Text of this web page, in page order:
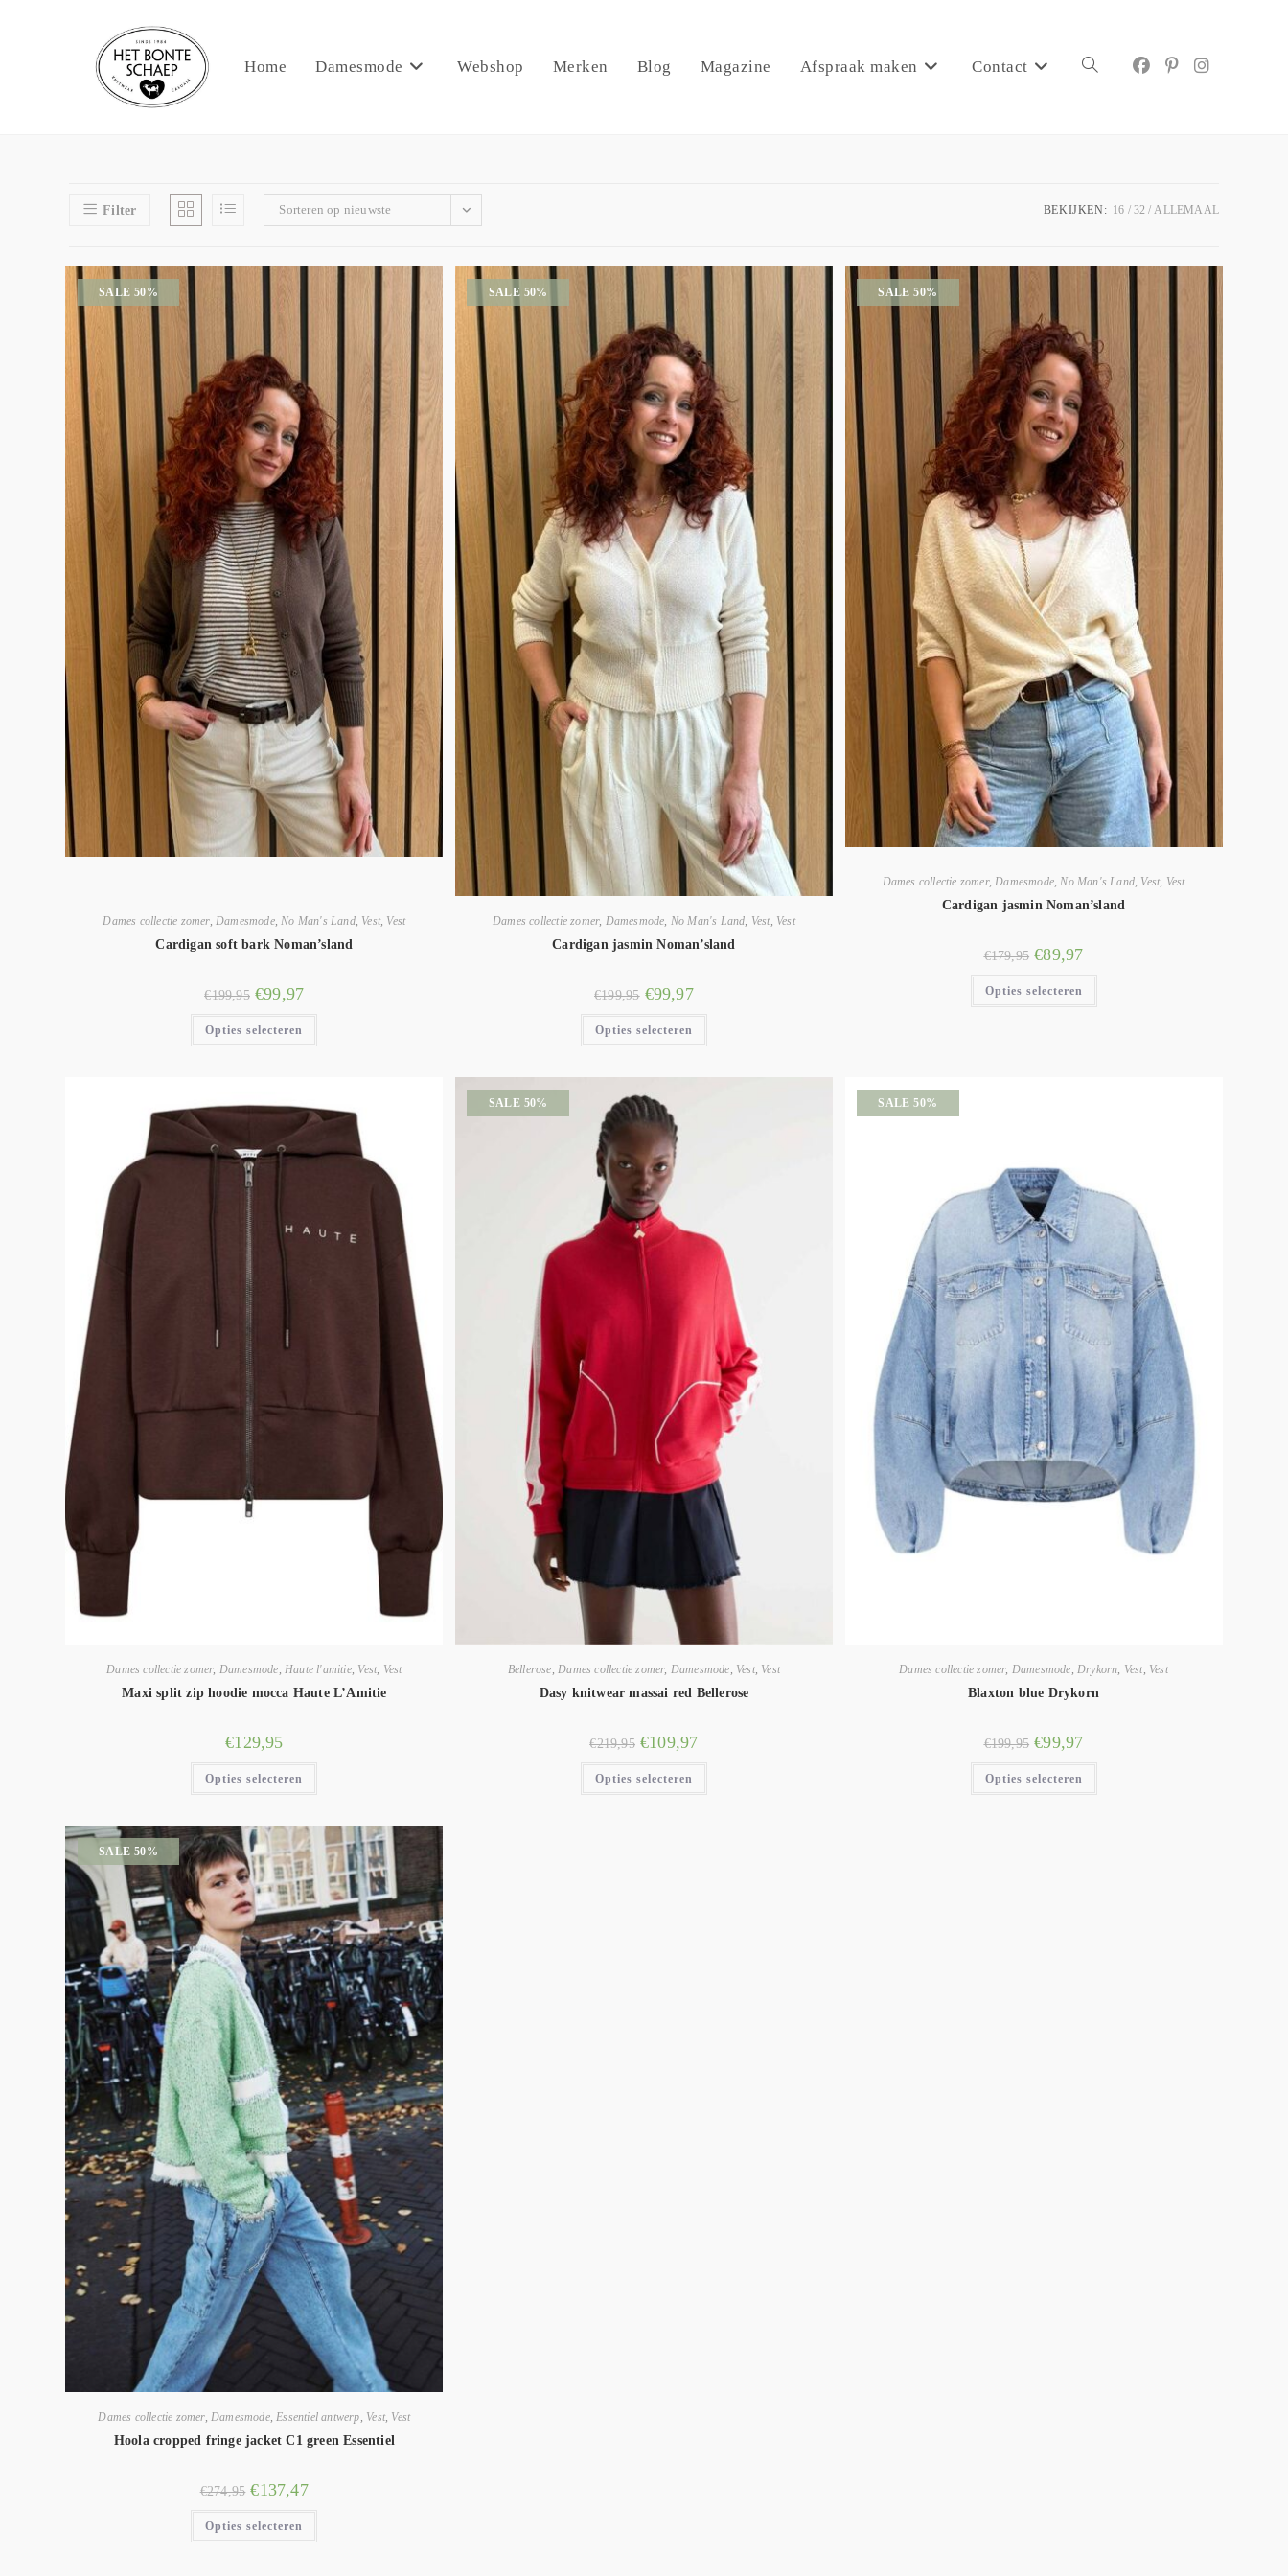
Home Damesmode Webshop Merken Blog Magazine Afspraak maken Contact
Filter Sorteren op nieuwste BEKIJKEN: 16 32 ALLEMAAL
SALE 50%
Dames collectie zomer, Damesmode,No Man's Land, Vest, Vest
Cardigan soft bark Noman’sland
€199,95 €99,97
Opties selecteren
SALE 50%
Dames collectie zomer, Damesmode, No Man's Land, Vest, Vest
Cardigan jasmin Noman’sland
€199,95 €99,97
Opties selecteren
SALE 50%
Dames collectie zomer, Damesmode No Man's Land Vest, Vest
Cardigan jasmin Noman’sland
€179,95 €89,97
Opties selecteren
Dames collectie zomer, Damesmode Haute l'amitie, Vest, Vest
Maxi split zip hoodie mocca Haute L’Amitie
€129,95
Opties selecteren
SALE 50%
Bellerose Dames collectie zomer, Damesmode Vest, Vest
Dasy knitwear massai red Bellerose
€219,95 €109,97
Opties selecteren
SALE 50%
Dames collectie zomer, Damesmode Drykorn Vest, Vest
Blaxton blue Drykorn
€199,95 €99,97
Opties selecteren
SALE 50%
Dames collectie zomer,Damesmode,Essentiel antwerp, Vest, Vest
Hoola cropped fringe jacket C1 green Essentiel
€274,95 €137,47
Opties selecteren